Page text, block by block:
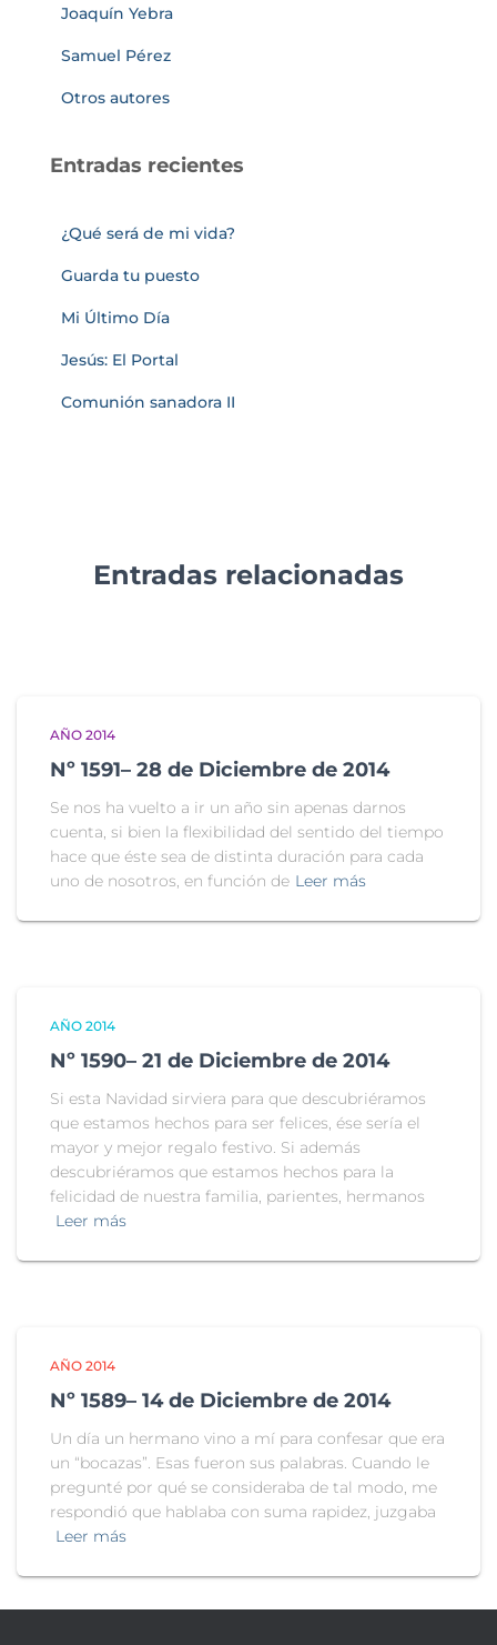
Joaquín Yebra
Samuel Pérez
Otros autores
Entradas recientes
¿Qué será de mi vida?
Guarda tu puesto
Mi Último Día
Jesús: El Portal
Comunión sanadora II
Entradas relacionadas
AÑO 2014
Nº 1591– 28 de Diciembre de 2014
Se nos ha vuelto a ir un año sin apenas darnos
cuenta, si bien la flexibilidad del sentido del tiempo
hace que éste sea de distinta duración para cada
uno de nosotros, en función de Leer más
AÑO 2014
Nº 1590– 21 de Diciembre de 2014
Si esta Navidad sirviera para que descubriéramos
que estamos hechos para ser felices, ése sería el
mayor y mejor regalo festivo. Si además
descubriéramos que estamos hechos para la
felicidad de nuestra familia, parientes, hermanos
Leer más
AÑO 2014
Nº 1589– 14 de Diciembre de 2014
Un día un hermano vino a mí para confesar que era
un “bocazas”. Esas fueron sus palabras. Cuando le
pregunté por qué se consideraba de tal modo, me
respondió que hablaba con suma rapidez, juzgaba
Leer más